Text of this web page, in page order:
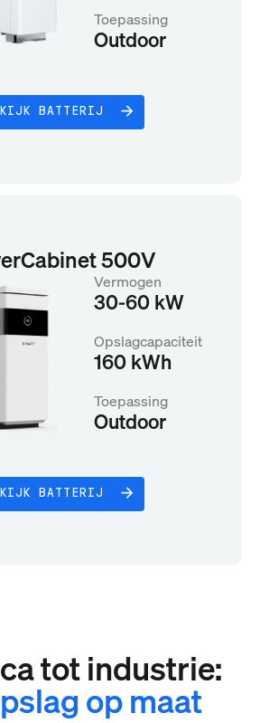
Toepassing
Outdoor
BATTERIJ
500V
Vermogen
30-60 kW
Opslagcapaciteit
160 kWh
Toepassing
Outdoor
BATTERIJ
tot industrie:
op maat